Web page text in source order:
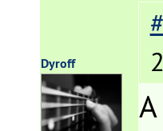
Dyroff
А